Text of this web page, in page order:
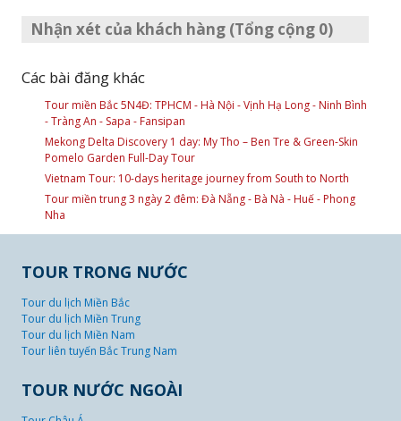
Nhận xét của khách hàng (Tổng cộng 0)
Các bài đăng khác
Tour miền Bắc 5N4Đ: TPHCM - Hà Nội - Vịnh Hạ Long - Ninh Bình
- Tràng An - Sapa - Fansipan
Mekong Delta Discovery 1 day: My Tho – Ben Tre & Green-Skin
Pomelo Garden Full-Day Tour
Vietnam Tour: 10-days heritage journey from South to North
Tour miền trung 3 ngày 2 đêm: Đà Nẵng - Bà Nà - Huế - Phong
Nha
TOUR TRONG NƯỚC
Tour du lịch Miền Bắc
Tour du lịch Miền Trung
Tour du lịch Miền Nam
Tour liên tuyến Bắc Trung Nam
TOUR NƯỚC NGOÀI